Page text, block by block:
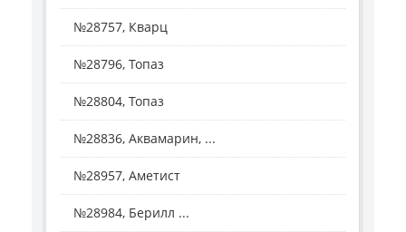
№28757, Кварц
№28796, Топаз
№28804, Топаз
№28836, Аквамарин, ...
№28957, Аметист
№28984, Берилл ...